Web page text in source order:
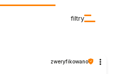
filtry
zweryfikowano